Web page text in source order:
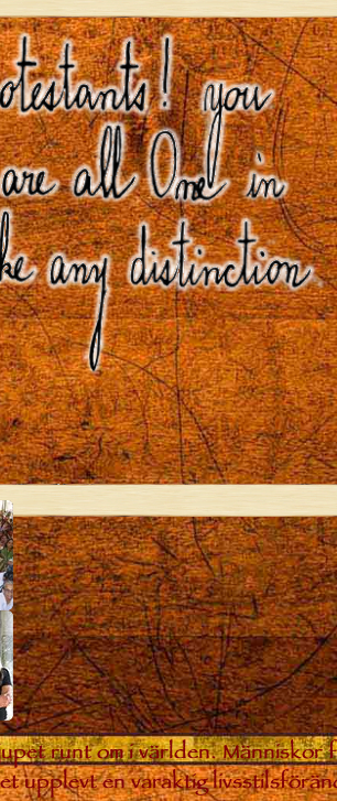
runt om i världen.
upplevt en varaktig